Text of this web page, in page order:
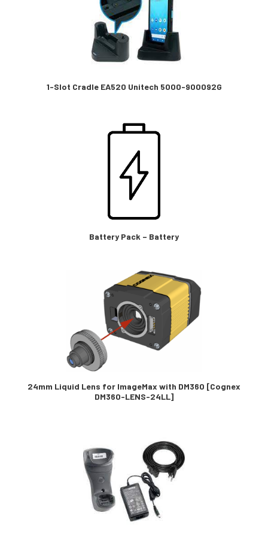
1-Slot Cradle EA520 Unitech 5000-900092G
Battery Pack – Battery
24mm Liquid Lens for ImageMax with DM360 [Cognex
DM360-LENS-24LL]